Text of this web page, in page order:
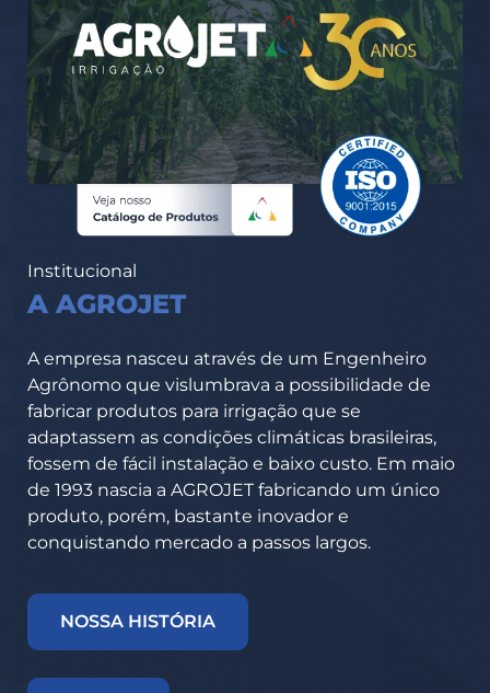
Institucional
A AGROJET
A empresa nasceu através de um Engenheiro
Agrônomo que vislumbrava a possibilidade de
fabricar produtos para irrigação que se
adaptassem as condições climáticas brasileiras,
fossem de fácil instalação e baixo custo. Em maio
de 1993 nascia a AGROJET fabricando um único
produto, porém, bastante inovador e
conquistando mercado a passos largos.
NOSSA HISTÓRIA